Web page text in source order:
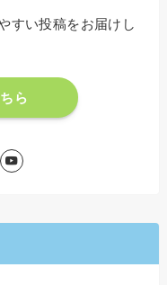
すい投稿をお届けし
ら